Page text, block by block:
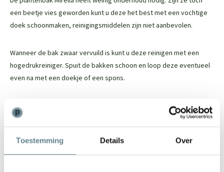
Toestemming Details Over
een beetje vies geworden kunt u deze het best met een vochtige
doek schoonmaken, reinigingsmiddelen zijn niet aanbevolen.
Wanneer de bak zwaar vervuild is kunt u deze reinigen met een
hogedrukreiniger. Spuit de bakken schoon en loop deze eventueel
even na met een doekje of een spons.
Let op!
voor deze plantenbak. Hierdoor kan de bak beschadigd raken.